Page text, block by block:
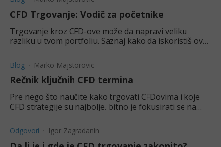
CFD Trgovanje: Vodič za početnike
Trgovanje kroz CFD-ove može da napravi veliku
razliku u tvom portfoliu. Saznaj kako da iskoristiš ove
Blog Marko Majstorovic
Rečnik ključnih CFD termina
Pre nego što naučite kako trgovati CFDovima i koje
CFD strategije su najbolje, bitno je fokusirati se na
terminologiju.
Odgovori Igor Zagradanin